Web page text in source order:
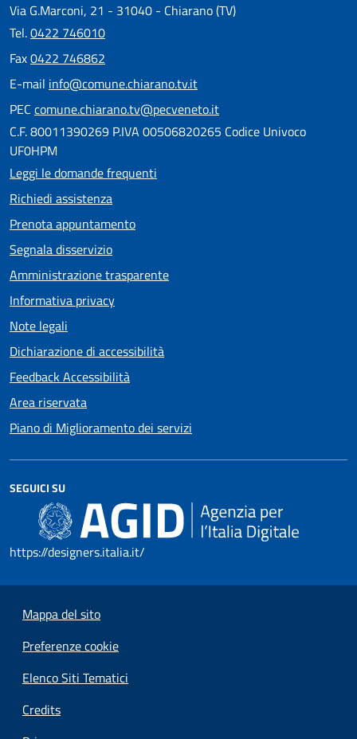
Via G.Marconi, 21 - 31040 - Chiarano (TV)
Tel.0422 746010
Fax0422 746862
E-mail info@comune.chiarano.tv.it
PEC comune.chiarano.tv@pecveneto.it
C.F. 80011390269 P.IVA 00506820265 Codice Univoco
UF0HPM
Leggi le domande frequenti
Richiedi assistenza
Prenota appuntamento
Segnala disservizio
Amministrazione trasparente
Informativa privacy
Note legali
Dichiarazione di accessibilità
Feedback Accessibilità
Area riservata
Piano di Miglioramento dei servizi
SEGUICI SU
https://designers.italia.it/
Mappa del sito
Preferenze cookie
Elenco Siti Tematici
Credits